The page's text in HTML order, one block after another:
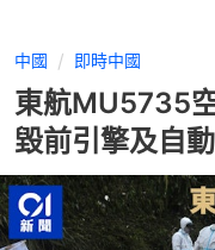
中國 即時中國
東航MU5735
毀前引擎及自